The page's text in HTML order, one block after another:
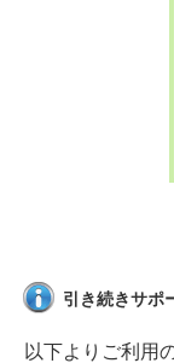
引き続きサポ
以下よりご利用